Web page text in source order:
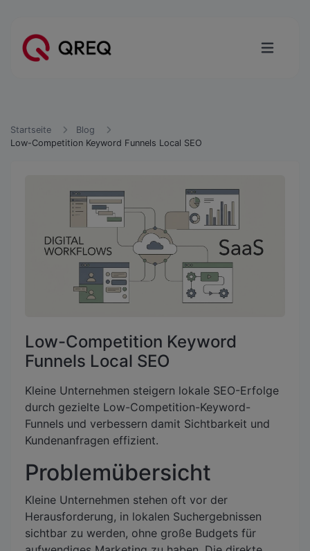
Startseite
Blog
Low-Competition Keyword Funnels Local SEO
Low-Competition Keyword
Funnels Local SEO
Kleine Unternehmen steigern lokale SEO-Erfolge
durch gezielte Low-Competition-Keyword-
Funnels und verbessern damit Sichtbarkeit und
Kundenanfragen effizient.
Problemübersicht
Kleine Unternehmen stehen oft vor der
Herausforderung, in lokalen Suchergebnissen
sichtbar zu werden, ohne große Budgets für